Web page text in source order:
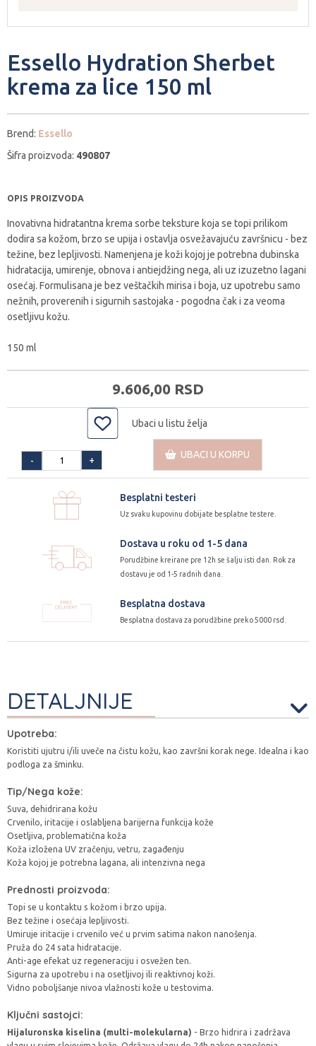
Essello Hydration Sherbet
krema za lice 150 ml
Brend: Essello
Šifra proizvoda: 490807
OPIS PROIZVODA
Inovativna hidratantna krema sorbe teksture koja se topi prilikom
dodira sa kožom, brzo se upija i ostavlja osvežavajuću završnicu - bez
težine, bez lepljivosti. Namenjena je koži kojoj je potrebna dubinska
hidratacija, umirenje, obnova i antiejdžing nega, ali uz izuzetno lagani
osećaj. Formulisana je bez veštačkih mirisa i boja, uz upotrebu samo
nežnih, proverenih i sigurnih sastojaka - pogodna čak i za veoma
osetljivu kožu.
150 ml
9.606,00 RSD
+
-
Ubaci u listu želja
UBACI U KORPU
Besplatni testeri
Uz svaku kupovinu dobijate besplatne testere.
Dostava u roku od 1-5 dana
Porudžbine kreirane pre 12h se šalju isti dan. Rok za
dostavu je od 1-5 radnih dana.
Besplatna dostava
Besplatna dostava za porudžbine preko 5000 rsd.
DETALJNIJE
Upotreba:
Koristiti ujutru i/ili uveče na čistu kožu, kao završni korak nege. Idealna i kao
podloga za šminku.
Tip/Nega kože:
Suva, dehidrirana kožu
Crvenilo, iritacije i oslabljena barijerna funkcija kože
Osetljiva, problematična koža
Koža izložena UV zračenju, vetru, zagađenju
Koža kojoj je potrebna lagana, ali intenzivna nega
Prednosti proizvoda:
Topi se u kontaktu s kožom i brzo upija.
Bez težine i osećaja lepljivosti.
Umiruje iritacije i crvenilo već u prvim satima nakon nanošenja.
Pruža do 24 sata hidratacije.
Anti-age efekat uz regeneraciju i osvežen ten.
Sigurna za upotrebu i na osetljivoj ili reaktivnoj koži.
Vidno poboljšanje nivoa vlažnosti kože u testovima.
Ključni sastojci:
Hijaluronska kiselina (multi-molekularna) - Brzo hidrira i zadržava